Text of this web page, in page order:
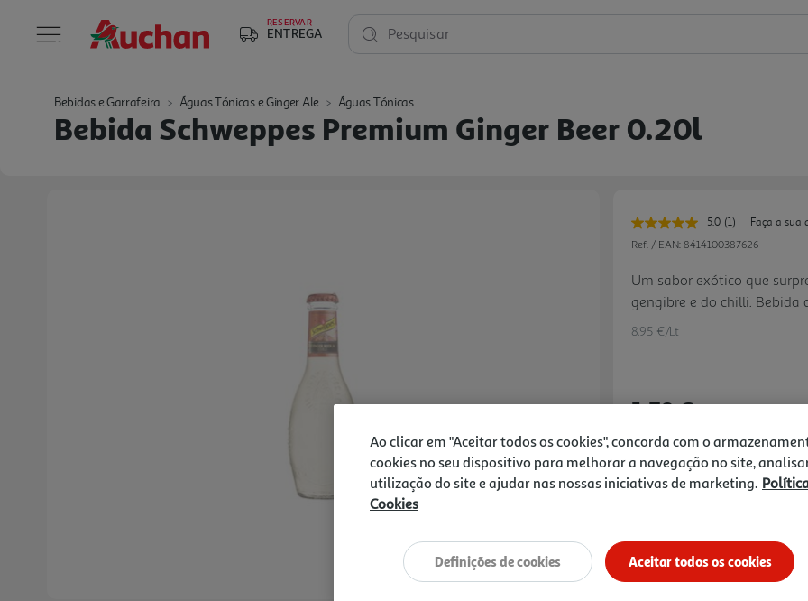
RESERVAR
ENTREGA Pesquisar
Bebidas e Garrafeira Águas Tónicas e Ginger Ale Águas Tónicas
Bebida Schweppes Premium Ginger Beer 0.20l
5.0 Leu
uma
Link
para
a
(1)
Faça a sua
Ref. / EAN: 8414100387626
Um sabor exótico que
gengibre e do chilli. Bebida
fermentação do gengibre.
8.95 €/Lt
1,79 €
Notas de preparação
Ao clicar em "Aceitar todos os cookies", concorda com o
cookies no seu dispositivo para melhorar a navegação no site,
utilização do site e ajudar nas nossas iniciativas de marketing.
Cookies
Aceitar todos os cookies
Definições de cookies